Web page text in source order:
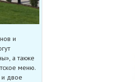
и
а также
меню.
и двое